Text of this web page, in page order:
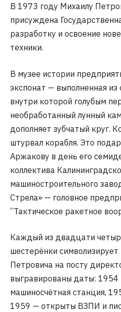
В 1973 году Михаилу
присуждена
разработку и освоение
техники.
В музее истории
экспонат — выполненная из
внутри которой голубым
необработанный лунный
дополняет зубчатый круг.
штурвал корабля. Это
Аржакову в день его
коллектива
машиностроительного
Стрела» — головное
“Тактическое ракетное
Каждый из двадцати
шестерёнки
Петровича на посту
выгравированы даты:
машиносчётная станция,
1959 — открыты ВЗПИ и